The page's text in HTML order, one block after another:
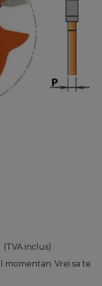
(TVA inclus)
momentan. Vrei sa te